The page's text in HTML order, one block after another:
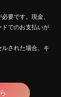
要です。現金、
ドでのお支払いが
された場合、キ